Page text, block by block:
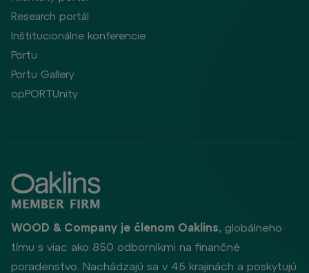
Research portál
Inštitucionálne konferencie
Portu
Portu Gallery
opPORTUnity
WOOD & Company je členom Oaklins, globálneho
tímu s viac ako 850 odborníkmi na finančné
poradenstvo. Nachádzajú sa v 45 krajinách a poskytujú